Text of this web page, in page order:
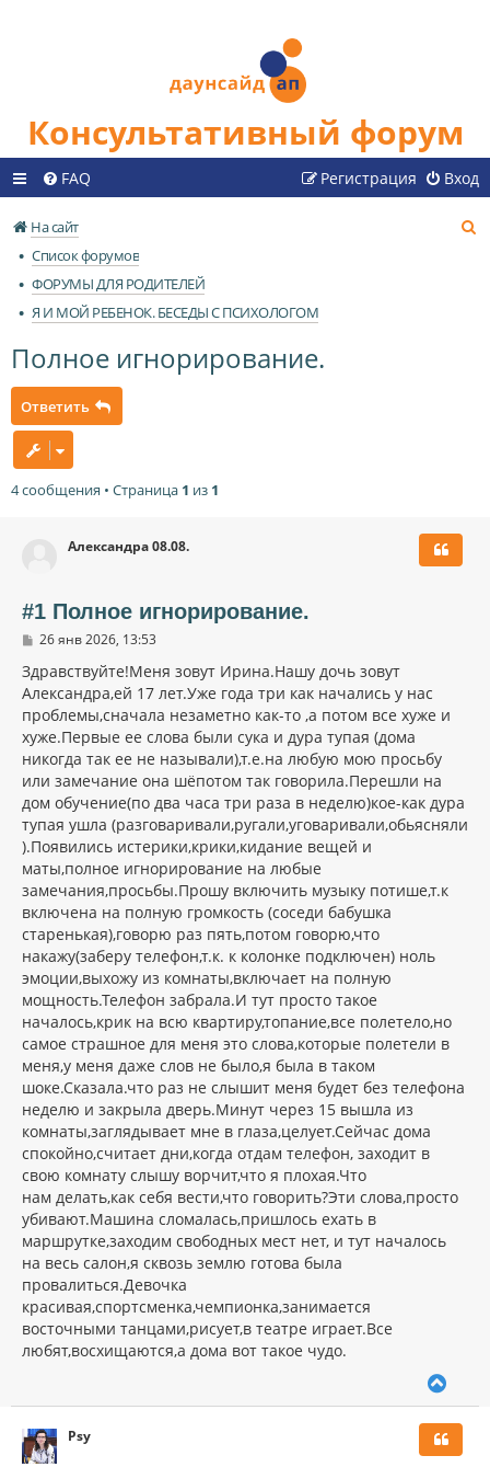
Консультативный форум
FAQ Вход
Регистрация
На сайт
Список форумов
ФОРУМЫ ДЛЯ РОДИТЕЛЕЙ
Я И МОЙ РЕБЕНОК. БЕСЕДЫ С ПСИХОЛОГОМ
Полное игнорирование.
Ответить
4 сообщения • Страница 1 из 1
Александра 08.08.
#1 Полное игнорирование.
С
о
б
щ
е
н
и
е
26 янв 2026, 13:53
Здравствуйте!Меня зовут Ирина.Нашу дочь зовут
Александра,ей 17 лет.Уже года три как начались у нас
проблемы,сначала незаметно как-то ,а потом все хуже и
хуже.Первые ее слова были сука и дура тупая (дома
никогда так ее не называли),т.е.на любую мою просьбу
или замечание она шёпотом так говорила.Перешли на
дом обучение(по два часа три раза в неделю)кое-как дура
тупая ушла (разговаривали,ругали,уговаривали,обьясняли
).Появились истерики,крики,кидание вещей и
маты,полное игнорирование на любые
замечания,просьбы.Прошу включить музыку потише,т.к
включена на полную громкость (соседи бабушка
старенькая),говорю раз пять,потом говорю,что
накажу(заберу телефон,т.к. к колонке подключен) ноль
эмоции,выхожу из комнаты,включает на полную
мощность.Телефон забрала.И тут просто такое
началось,крик на всю квартиру,топание,все полетело,но
самое страшное для меня это слова,которые полетели в
меня,у меня даже слов не было,я была в таком
шоке.Сказала.что раз не слышит меня будет без телефона
неделю и закрыла дверь.Минут через 15 вышла из
комнаты,заглядывает мне в глаза,целует.Сейчас дома
спокойно,считает дни,когда отдам телефон, заходит в
свою комнату слышу ворчит,что я плохая.Что
нам делать,как себя вести,что говорить?Эти слова,просто
убивают.Машина сломалась,пришлось ехать в
маршрутке,заходим свободных мест нет, и тут началось
на весь салон,я сквозь землю готова была
провалиться.Девочка
красивая,спортсменка,чемпионка,занимается
восточными танцами,рисует,в театре играет.Все
любят,восхищаются,а дома вот такое чудо.
у
Psy